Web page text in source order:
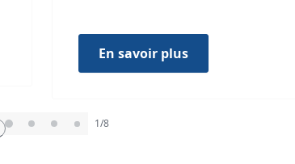
En savoir plus
1/8